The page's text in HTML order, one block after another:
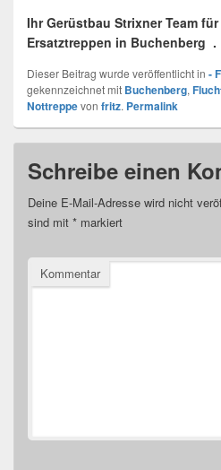
Ihr Gerüstbau Strixner Team
Ersatztreppen in Buchenberg .
Dieser Beitrag wurde veröffentlicht in -
gekennzeichnet mit Buchenberg,
Nottreppevon fritz. Permalink
Schreibe einen
Deine E-Mail-Adresse wird nicht
sind mit * markiert
Kommentar